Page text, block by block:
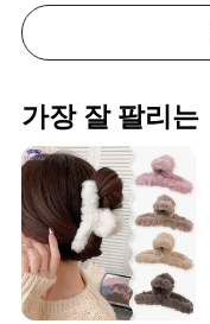
가장 잘 팔리는